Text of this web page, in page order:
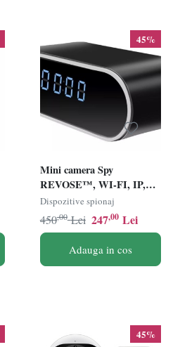
45%
Mini camera Spy
REVOSE™, WI-FI, IP,
Ascunsa in Ceas
Desteptator, Microfon,
Infrarosu, 1080P, Activare
la Miscare, Rotunda
Dispozitive spionaj
247,00 Lei
450,00 Lei
Adauga in cos
45%